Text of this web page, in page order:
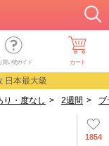
買い物ガイド カート
日本最大級
り・度なし > 2週間 > ブ
1854